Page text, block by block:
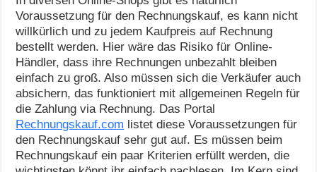
Voraussetzung für den Rechnungskauf, es kann nicht
willkürlich und zu jedem Kaufpreis auf Rechnung
bestellt werden. Hier wäre das Risiko für Online-
Händler, dass ihre Rechnungen unbezahlt bleiben
einfach zu groß. Also müssen sich die Verkäufer auch
absichern, das funktioniert mit allgemeinen Regeln für
die Zahlung via Rechnung. Das Portal
Rechnungskauf.com listet diese Voraussetzungen für
den Rechnungskauf sehr gut auf. Es müssen beim
Rechnungskauf ein paar Kriterien erfüllt werden, die